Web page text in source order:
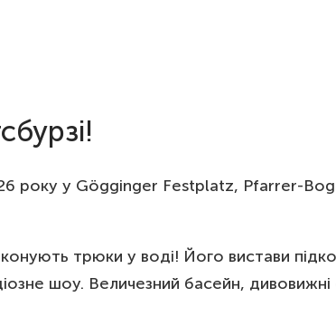
року у Gögginger Festplatz, Pfarrer-
трюки у воді! Його вистави
шоу. Величезний басейн, дивовижні